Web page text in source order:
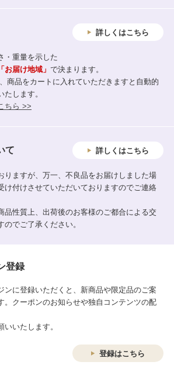
詳しくはこちら
・重量を示した
「お届け地域」 で決まります。
商品をカートに入れていただきますと自動的
します。
ちら >>
て 詳しくはこちら
りますが、万一、不良品をお届けしました場
け付けさせていただいておりますのでご連絡
品性質上、出荷後のお客様のご都合による交
でご了承ください。
登録
ンに登録いただくと、新商品や限定品のご案
。クーポンのお知らせや独自コンテンツの配
いたします。
登録はこちら